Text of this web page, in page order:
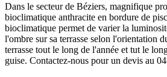
Dans le secteur de Béziers, magnifique
bioclimatique anthracite en bordure de
bioclimatique permet de varier la
l'ombre sur sa terrasse selon l'orientation
terrasse tout le long de l'année et tut le
guise. Contactez-nous pour un devis au